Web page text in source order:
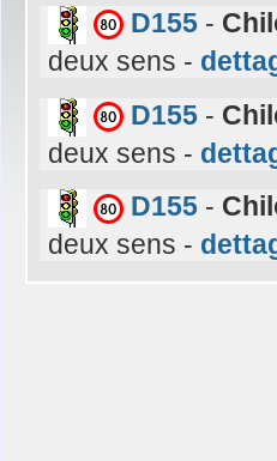
D155 -
deux sens -
D155 -
deux sens -
D155 -
deux sens -